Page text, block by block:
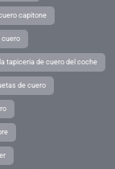
capitone
cuero
tapiceria de cuero del coche
de cuero